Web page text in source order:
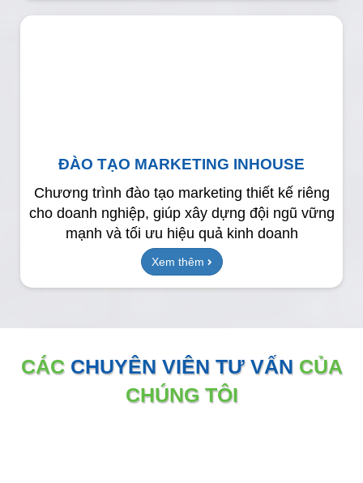
ĐÀO TẠO MARKETING INHOUSE
Chương trình đào tạo marketing thiết kế riêng
cho doanh nghiệp, giúp xây dựng đội ngũ vững
mạnh và tối ưu hiệu quả kinh doanh
Xem thêm
CÁC CHUYÊN VIÊN TƯ VẤN CỦA
CHÚNG TÔI